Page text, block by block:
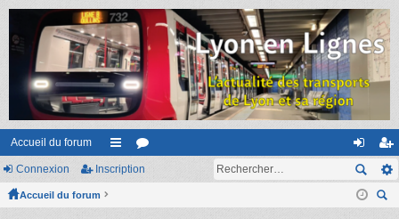
Accueil du forum
ac or on
ne
ns
cri
Connexion Inscription
Accueil du forum